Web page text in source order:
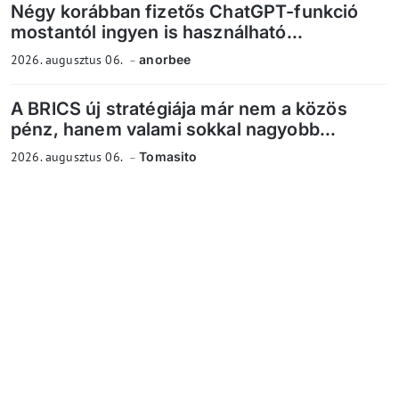
Négy korábban fizetős ChatGPT-funkció
mostantól ingyen is használható...
2026. augusztus 06. anorbee
A BRICS új stratégiája már nem a közös
pénz, hanem valami sokkal nagyobb...
2026. augusztus 06. Tomasito